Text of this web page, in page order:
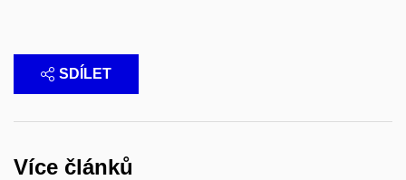
SDÍLET
Více článků